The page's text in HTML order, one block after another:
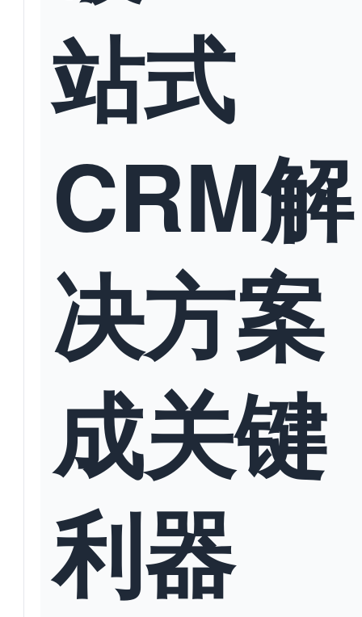
站式
CRM解
决方案
成关键
利器